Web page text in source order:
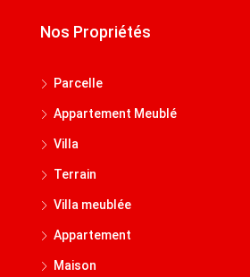
Nos Propriétés
Parcelle
Appartement Meublé
Villa
Terrain
Villa meublée
Appartement
Maison